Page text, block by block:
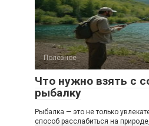
Полезное
Что нужно взять с
рыбалку
Рыбалка — это не только
способ расслабиться на